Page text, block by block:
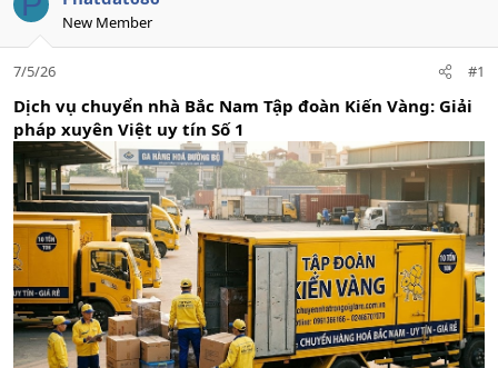
New Member
7/5/26 #1
Dịch vụ chuyển nhà Bắc Nam Tập đoàn Kiến Vàng: Giải
pháp xuyên Việt uy tín Số 1